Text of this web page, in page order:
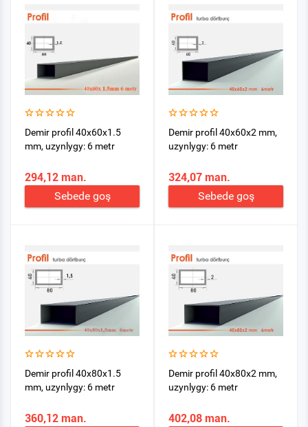
Demir profil 40x60x1.5
mm, uzynlygy: 6 metr
294,12 man.
Sebede goş
Demir profil 40x60x2 mm,
uzynlygy: 6 metr
324,07 man.
Sebede goş
Demir profil 40x80x1.5
mm, uzynlygy: 6 metr
360,12 man.
Demir profil 40x80x2 mm,
uzynlygy: 6 metr
402,08 man.